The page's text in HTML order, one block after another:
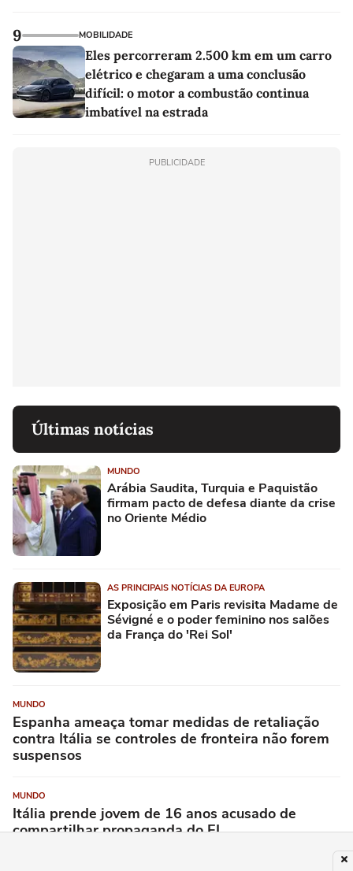
9 MOBILIDADE
Eles percorreram 2.500 km em um carro
elétrico e chegaram a uma conclusão
difícil: o motor a combustão continua
imbatível na estrada
PUBLICIDADE
Últimas notícias
MUNDO
Arábia Saudita, Turquia e Paquistão
firmam pacto de defesa diante da crise
no Oriente Médio
AS PRINCIPAIS NOTÍCIAS DA EUROPA
Exposição em Paris revisita Madame de
Sévigné e o poder feminino nos salões
da França do 'Rei Sol'
MUNDO
Espanha ameaça tomar medidas de retaliação
contra Itália se controles de fronteira não forem
suspensos
MUNDO
Itália prende jovem de 16 anos acusado de
compartilhar propaganda do EI